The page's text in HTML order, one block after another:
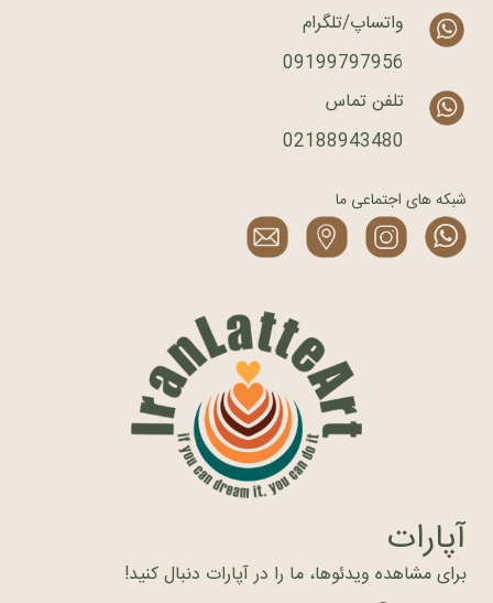
واتساپ/تلگرام
09199797956
تلفن تماس
02188943480
شبکه های اجتماعی ما
آپارات
برای مشاهده ویدئوها، ما را در آپارات دنبال کنید!